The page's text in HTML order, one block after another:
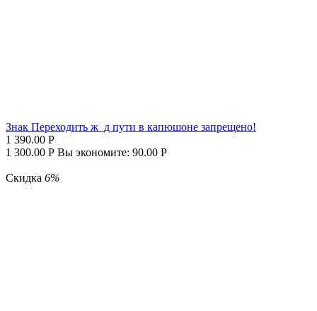
Знак Переходить ж_д пути в капюшоне запрещено!
1 390.00 Р
1 300.00 Р Вы экономите: 90.00 Р
Скидка 6%